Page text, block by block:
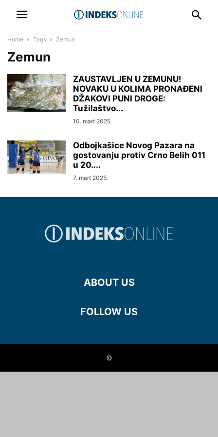
Home Tags Zemun
Zemun
ZAUSTAVLJEN U ZEMUNU!
NOVAKU U KOLIMA PRONAĐENI
DŽAKOVI PUNI DROGE:
Tužilaštvo...
10. mart 2025.
Odbojkašice Novog Pazara na
gostovanju protiv Crno Belih 011
u 20....
7. mart 2025.
ABOUT US
FOLLOW US
©